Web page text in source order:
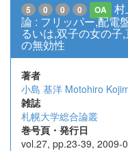
5 0 0 0 OA
村
論 : フリッパー,配電
るいは,双子の女の子
の無効性
著者
小島 基洋 Motohiro
雑誌
札幌大学総合論叢
巻号頁・発行日
vol.27, pp.23-39, 2009-